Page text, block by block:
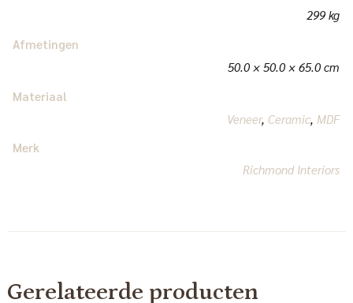
299 kg
Afmetingen
50.0 × 50.0 × 65.0 cm
Materiaal
Veneer, Ceramic, MDF
Merk
Richmond Interiors
Gerelateerde producten